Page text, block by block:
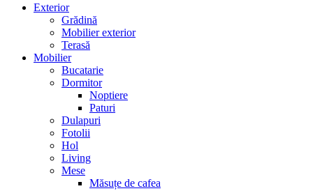
Exterior
Grădină
Mobilier exterior
Terasă
Mobilier
Bucatarie
Dormitor
Noptiere
Paturi
Dulapuri
Fotolii
Hol
Living
Mese
Măsuțe de cafea